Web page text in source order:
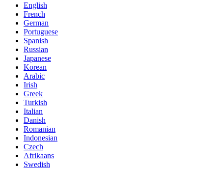
English
French
German
Portuguese
Spanish
Russian
Japanese
Korean
Arabic
Irish
Greek
Turkish
Italian
Danish
Romanian
Indonesian
Czech
Afrikaans
Swedish